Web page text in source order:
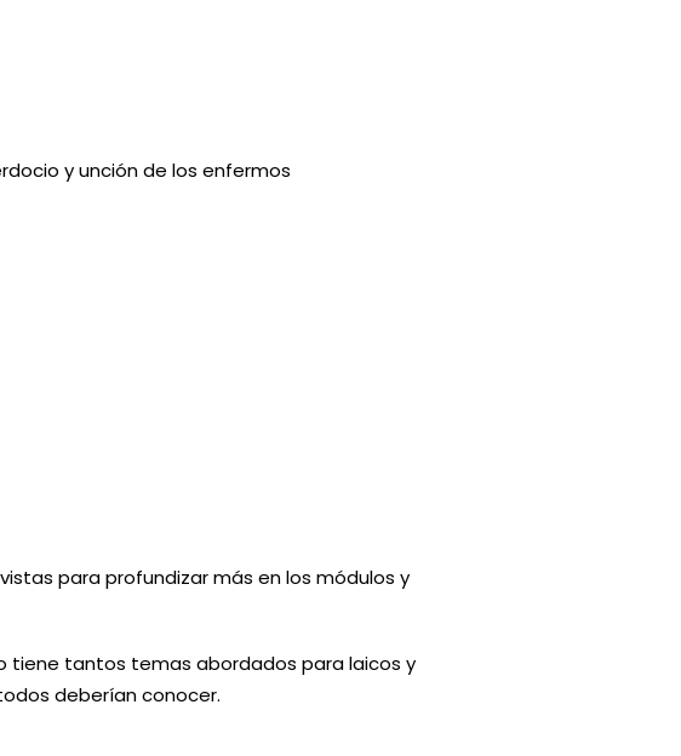
y unción de los enfermos
para profundizar más en los módulos y
tiene tantos temas abordados para laicos y
deberían conocer.